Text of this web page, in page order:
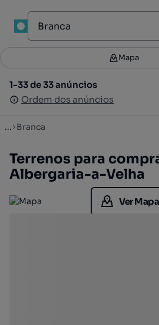
Filtros 2
1-33 de 33 anúncios
Ordem dos anúncios
Mapa
1-33 de 33 anúncios
Ordem dos anúncios
... Branca
Terrenos para
Albergaria-a-Velha
Ver Mapa